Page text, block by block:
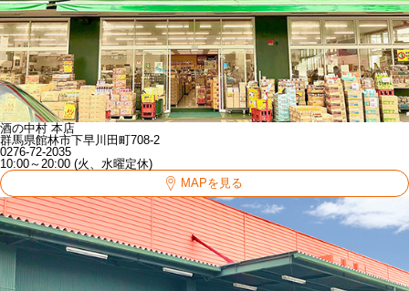
酒の中村 本店
群馬県館林市下早川田町708-2
0276-72-2035
10:00～20:00 (火、水曜定休)
MAPを見る